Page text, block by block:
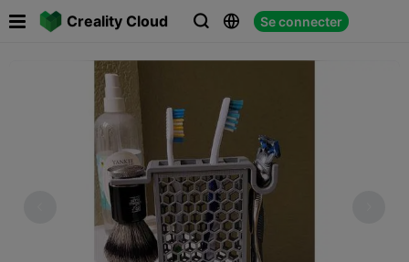
Creality Cloud   Se connecter